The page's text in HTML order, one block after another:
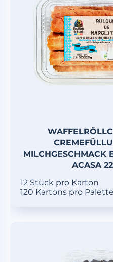
MILCHGESCHMACK
ACASA
12 Stück pro Karton
120 Kartons pro Palette